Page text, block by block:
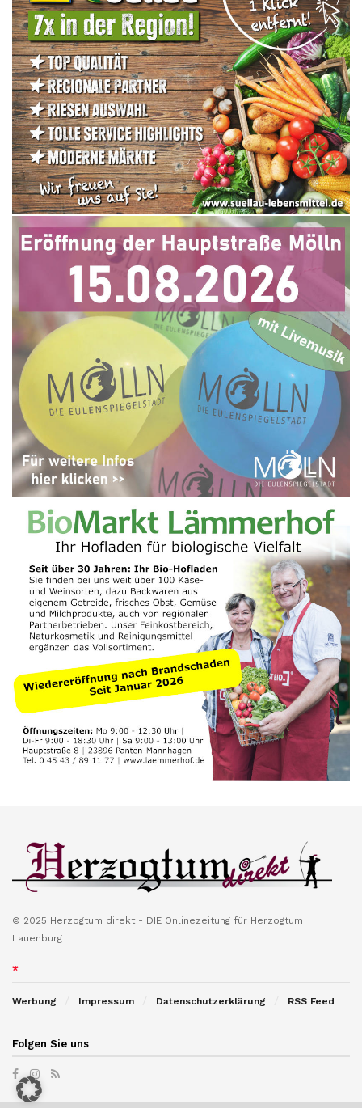
© 2025 Herzogtum direkt - DIE Onlinezeitung für Herzogtum
Lauenburg
*
Werbung Impressum Datenschutzerklärung RSS Feed
Folgen Sie uns